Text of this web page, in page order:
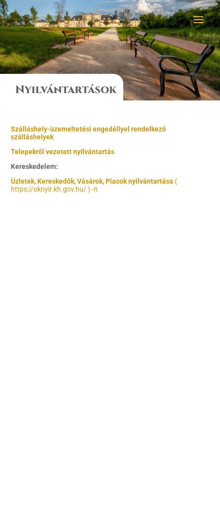
Nyilvántartások
Szálláshely-üzemeltetési engedéllyel rendelkező
szálláshelyek
Telepekről vezetett nyilvántartás
Kereskedelem:
Üzletek, Kereskedők, Vásárok, Piacok nyilvántartása (
https://oknyir.kh.gov.hu/ ) -n